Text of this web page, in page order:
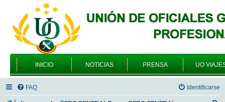
INICIO NOTICIAS PRENSA UO
FAQ Identificarse